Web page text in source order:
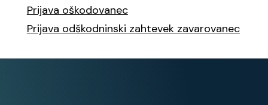
Prijava oškodovanec
Prijava odškodninski zahtevek zavarovanec